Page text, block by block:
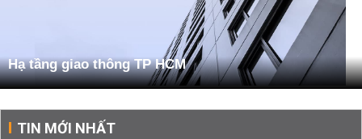
Hạ tầng giao thông TP HCM
TIN MỚI NHẤT